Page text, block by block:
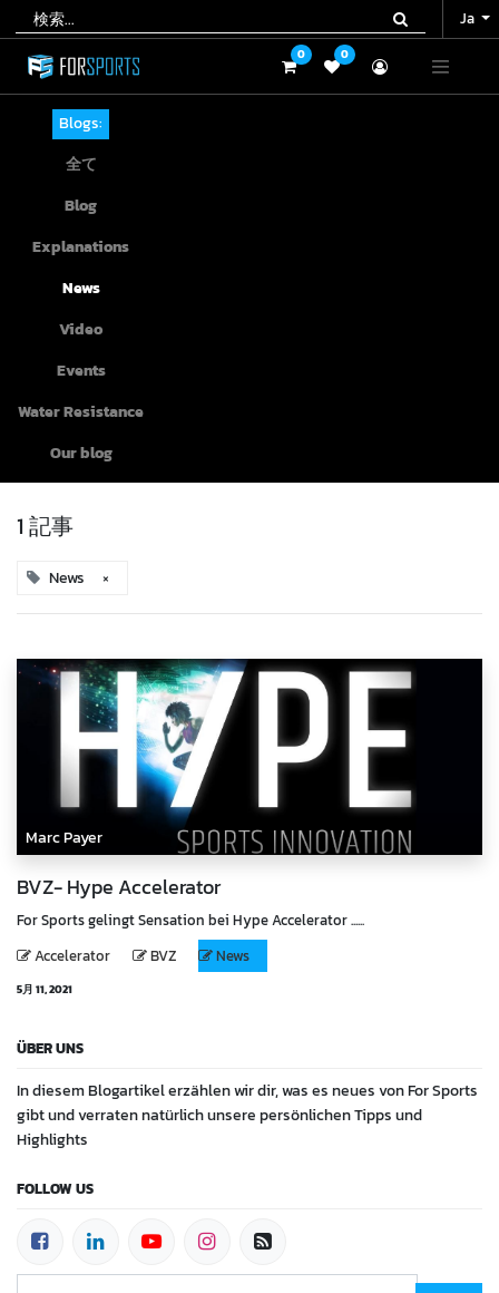
Ja
0 0
Ja
0 0
Blogs:
全て
Blog
Explanations
News
Video
Events
Water Resistance
Our blog
1 記事
News ×
Marc Payer
BVZ- Hype Accelerator
For Sports gelingt Sensation bei Hype Accelerator ......
Accelerator
BVZ News
5月 11, 2021
ÜBER UNS
In diesem Blogartikel erzählen wir dir, was es neues von For Sports
gibt und verraten natürlich unsere persönlichen Tipps und
Highlights
FOLLOW US